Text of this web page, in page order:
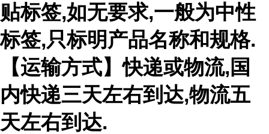
贴标签,如无要求,一般为中性
标签,只标明产品名称和规格.
【运输方式】快递或物流,国
内快递三天左右到达,物流五
天左右到达.